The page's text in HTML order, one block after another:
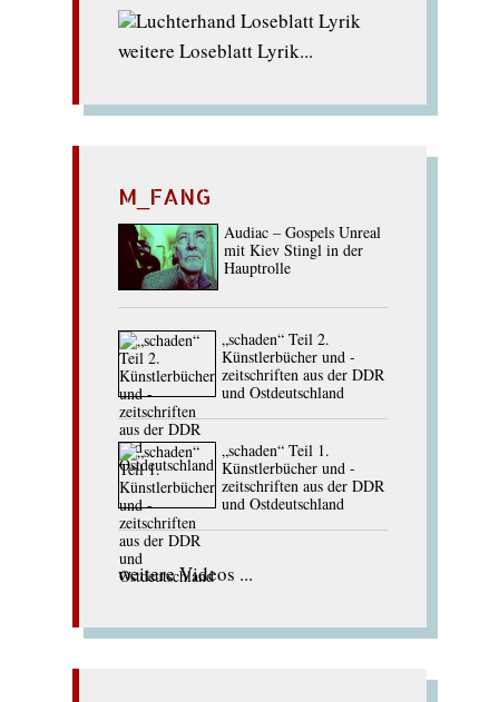
weitere Loseblatt Lyrik...
M_FANG
Audiac – Gospels Unreal
mit Kiev Stingl in der
Hauptrolle
„schaden“ Teil 2.
Künstlerbücher und -
zeitschriften aus der DDR
und Ostdeutschland
„schaden“ Teil 1.
Künstlerbücher und -
zeitschriften aus der DDR
und Ostdeutschland
weitere Videos ...